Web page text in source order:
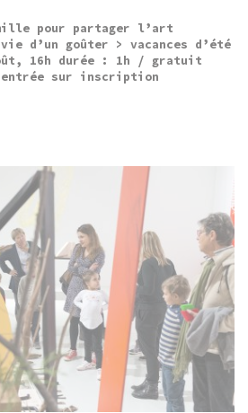
pour partager l’art
d’un goûter > vacances d’été
16h durée : 1h / gratuit
sur inscription